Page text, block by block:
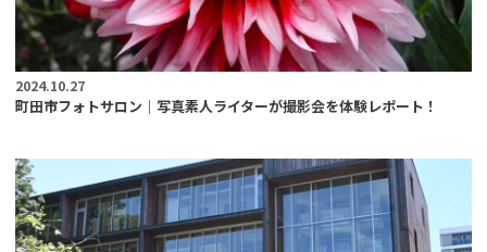
2024.10.27
町田市フォトサロン｜写真素人ライターが撮影会を体験レポート！